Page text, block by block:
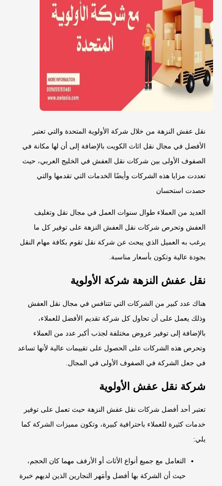
نقل عفش النزهة من خلال شركة الأولوية المتحدة والتي تعتبر
الأفضل في مجال نقل اثاث الكويت بالإضافة إلى أن لها مكانة في
الصفوف الأولى بين شركات نقل العفش في الخليج العربي، حيث
تعددت مزايا هذه الشركات وأيضًا الخدمات التي تقدمها والتي
حصدت استحسان
العديد من العملاء طوال سنوات العمل في مجال نقل وتغليف
العفش وتحرص شركات نقل العفش النزهة على توفير كل ما
يرغب به العميل الذي يبحث عن شركة نقل تقوم بكافة مهام النقل
بجودة عالية وتكون بأسعار مناسبة.
نقل عفش النزهة شركة الأولوية
هناك عدد كبير من الشركات التي تتنافس في مجال نقل العفش
وذلك يعمل على أن تحاول كل شركة تقديم الأفضل للعملاء،
بالإضافة إلى توفير عروض مختلفة لجذب أكبر عدد من العملاء
وتحرص هذه الشركات على الحصول على تقييمات عالية لأنها تساعد
في جعل الشركة في الصفوف الأولى في المجال.
شركةنقل عفش الأولوية
تعتبر أحد أفضل شركات نقل عفش النزهة حيث تعمل على توفير
خدمات كثيرة للعملاء باحترافية كبيرة، وتكون مميزات الشركة كما
يلي:
التعامل مع جميع أنواع الأثاث أو الأرفف مهما كان الحجم،
حيث أن الشركة بها أفضل وأمَهر النجارين الذين لديهم خبرة